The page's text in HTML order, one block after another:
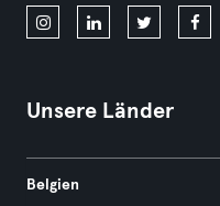
Unsere Länder
Belgien